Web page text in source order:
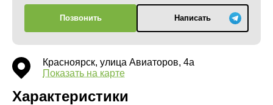
Позвонить Написать
Красноярск, улица Авиаторов, 4а
Показать на карте
Характеристики